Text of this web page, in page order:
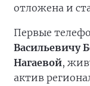
отложена и
Первые
Васильевичу
Нагаевой,
актив